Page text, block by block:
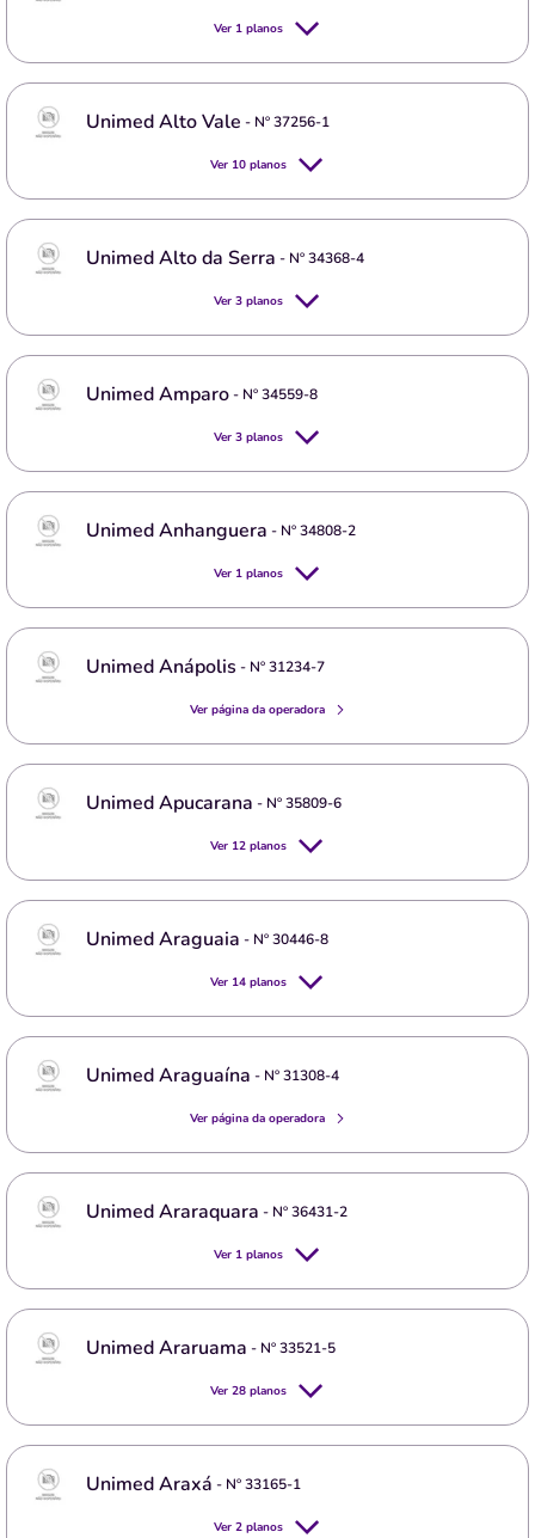
Ver 1 planos
Unimed Alto Vale - Nº37256-1
Ver 10 planos
Unimed Alto da Serra - Nº34368-4
Ver 3 planos
Unimed Amparo- Nº34559-8
Ver 3 planos
Unimed Anhanguera - Nº34808-2
Ver 1 planos
Unimed Anápolis - Nº31234-7
Ver página da operadora
Unimed Apucarana - Nº35809-6
Ver 12 planos
Unimed Araguaia - Nº30446-8
Ver 14 planos
Unimed Araguaína - Nº31308-4
Ver página da operadora
Unimed Araraquara - Nº36431-2
Ver 1 planos
Unimed Araruama - Nº33521-5
Ver 28 planos
Unimed Araxá - Nº33165-1
Ver 2 planos